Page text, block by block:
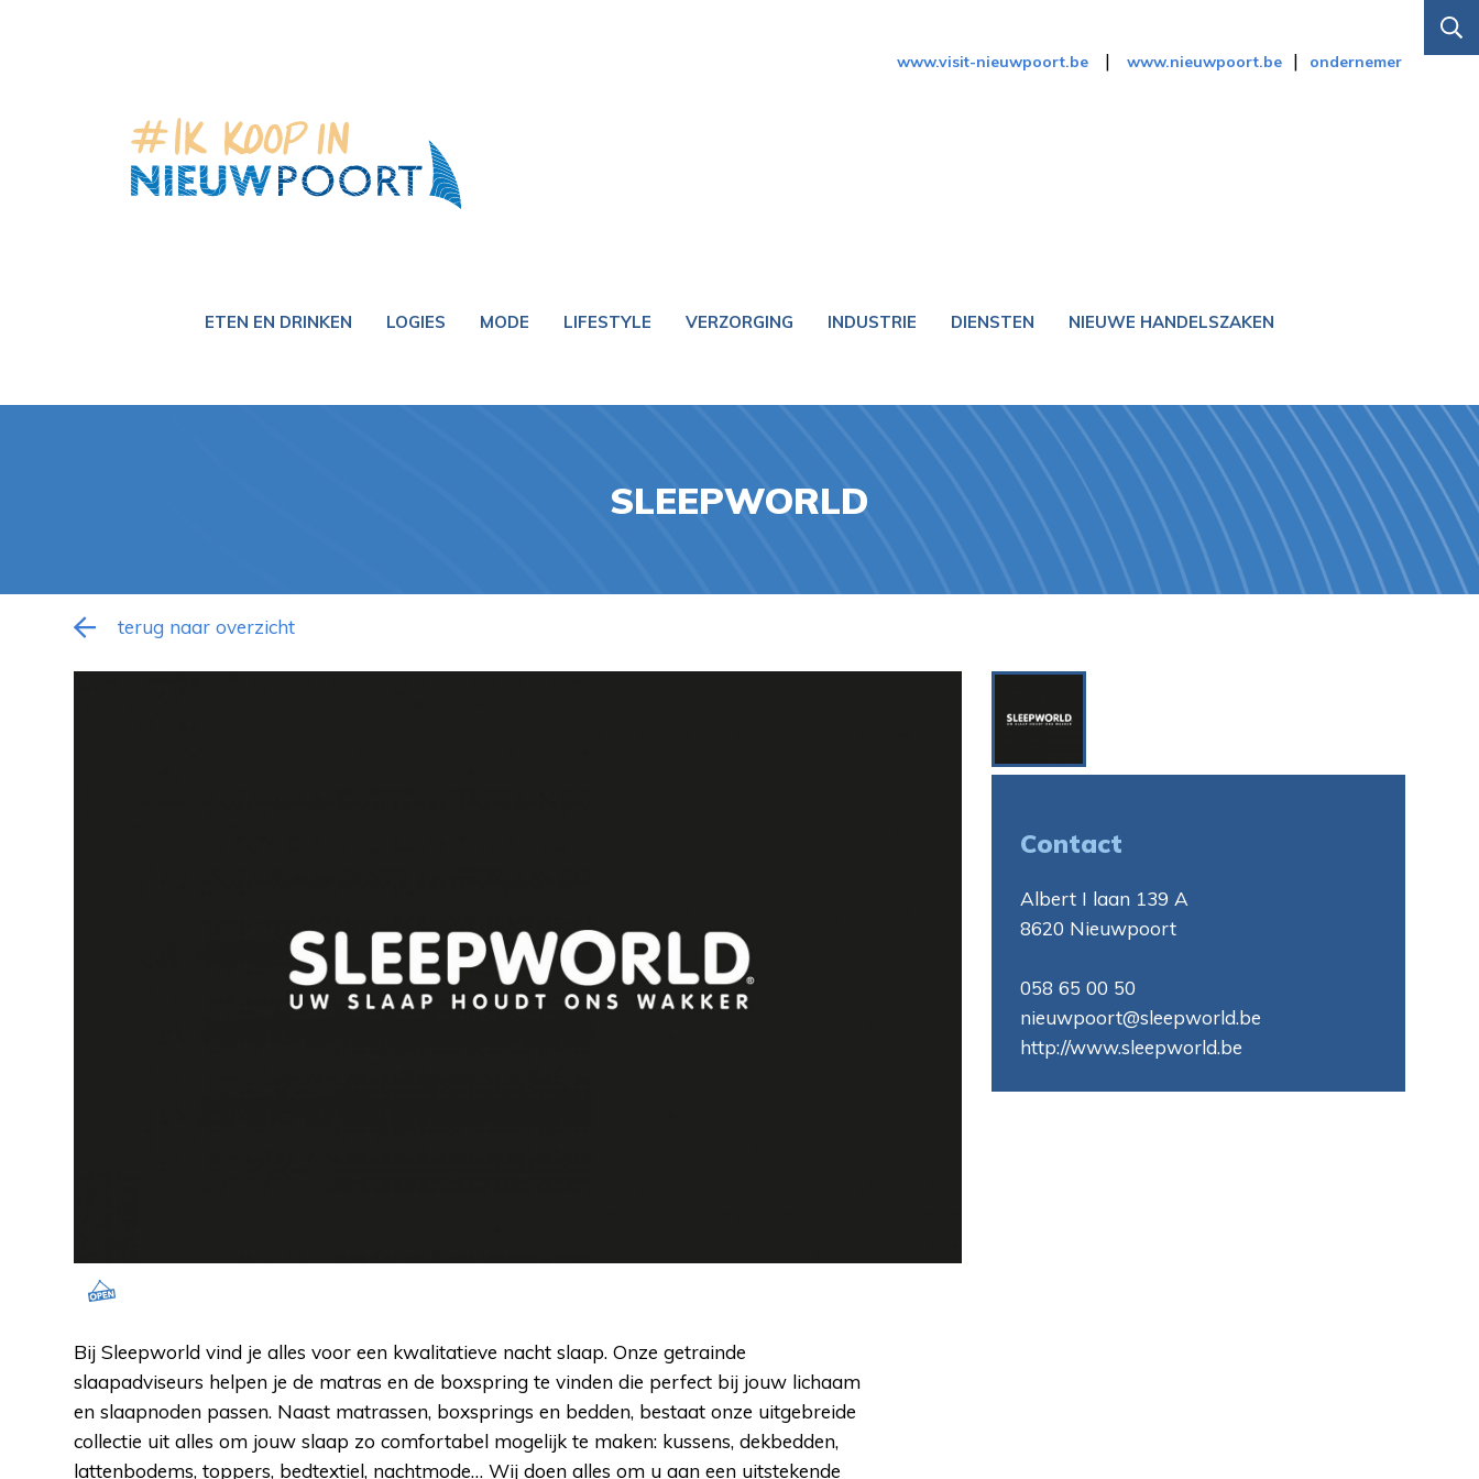
www.visit-nieuwpoort.be| www.nieuwpoort.be| ondernemer
ETEN EN DRINKEN LOGIES MODE LIFESTYLE VERZORGING INDUSTRIE DIENSTEN NIEUWE HANDELSZAKEN
SLEEPWORLD
terug naar overzicht
Contact
Albert I laan 139 A
8620 Nieuwpoort
058 65 00 50
nieuwpoort@sleepworld.be
http://www.sleepworld.be
Bij Sleepworld vind je alles voor een kwalitatieve nacht slaap. Onze getrainde
slaapadviseurs helpen je de matras en de boxspring te vinden die perfect bij jouw lichaam
en slaapnoden passen. Naast matrassen, boxsprings en bedden, bestaat onze uitgebreide
collectie uit alles om jouw slaap zo comfortabel mogelijk te maken: kussens, dekbedden,
lattenbodems, toppers, bedtextiel, nachtmode… Wij doen alles om u aan een uitstekende